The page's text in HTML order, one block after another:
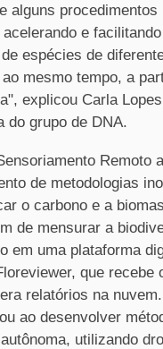
alguns procedimentos
e
espécies de
mesmo tempo, a
explicou Carla
do grupo de DNA.
Remoto
de metodologias
o carbono e a
de mensurar a
em uma plataforma
que recebe
relatórios na
ao desenvolver
utilizando